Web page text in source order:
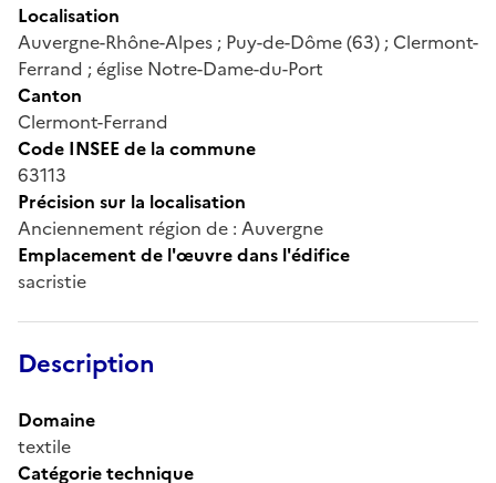
Localisation
Auvergne-Rhône-Alpes ; Puy-de-Dôme (63) ; Clermont-
Ferrand ; église Notre-Dame-du-Port
Canton
Clermont-Ferrand
Code INSEE de la commune
63113
Précision sur la localisation
Anciennement région de : Auvergne
Emplacement de l'œuvre dans l'édifice
sacristie
Description
Domaine
textile
Catégorie technique